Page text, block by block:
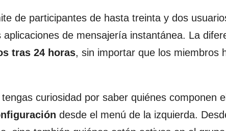
de participantes de hasta treinta y dos
de mensajería instantánea. La
tras 24 horas, sin importar que los miembros
curiosidad por saber quiénes componen
desde el menú de la izquierda.